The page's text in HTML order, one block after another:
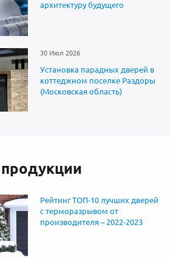
архитектуру будущего
30 Июл 2026
Установка парадных дверей в
коттеджном поселке Раздоры
(Московская область)
Рейтинг ТОП-10 лучших дверей
с терморазрывом от
производителя – 2022-2023